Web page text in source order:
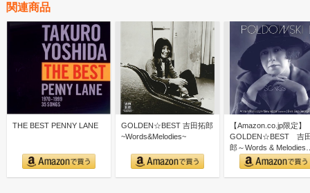
関連商品
THE BEST PENNY LANE
GOLDEN☆BEST 吉田拓郎
~Words&Melodies~
【Amazon.co.jp限定】
GOLDEN☆BEST 吉
郎～Words &